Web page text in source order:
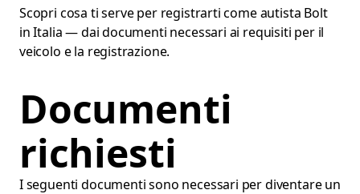
Scopri cosa ti serve per registrarti come autista Bolt
in Italia — dai documenti necessari ai requisiti per il
veicolo e la registrazione.
Documenti
richiesti
I seguenti documenti sono necessari per diventare un